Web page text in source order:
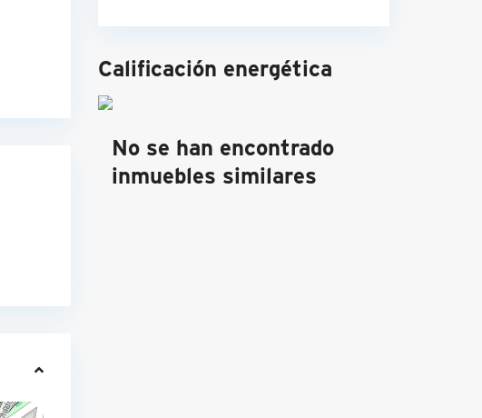
Calificación energética
No se han encontrado
inmuebles similares